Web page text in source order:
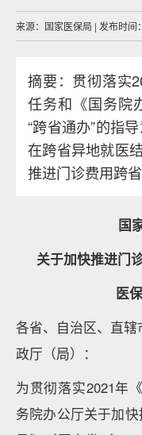
来源：国家医保局 | 发布时间
摘要：贯彻落实
任务和《国务院
“跨省通办”的指
在跨省异地就医
推进门诊费用跨省
国
关于加快推进门
医
各省、自治区、直
政厅（局）：
为贯彻落实2021年
务院办公厅关于加